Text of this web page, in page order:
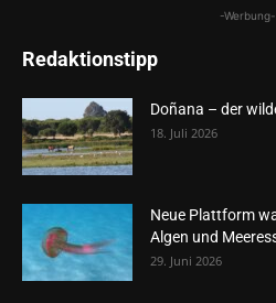
-Werbung-
Redaktionstipp
Doñana – der
18. Juli 2026
Neue Plattform
Algen und
29. Juni 2026